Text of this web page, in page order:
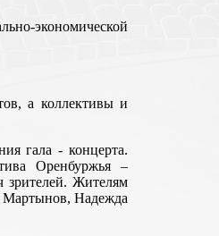
экономической
а коллективы и
гала - концерта.
Оренбуржья –
зрителей. Жителям
Надежда